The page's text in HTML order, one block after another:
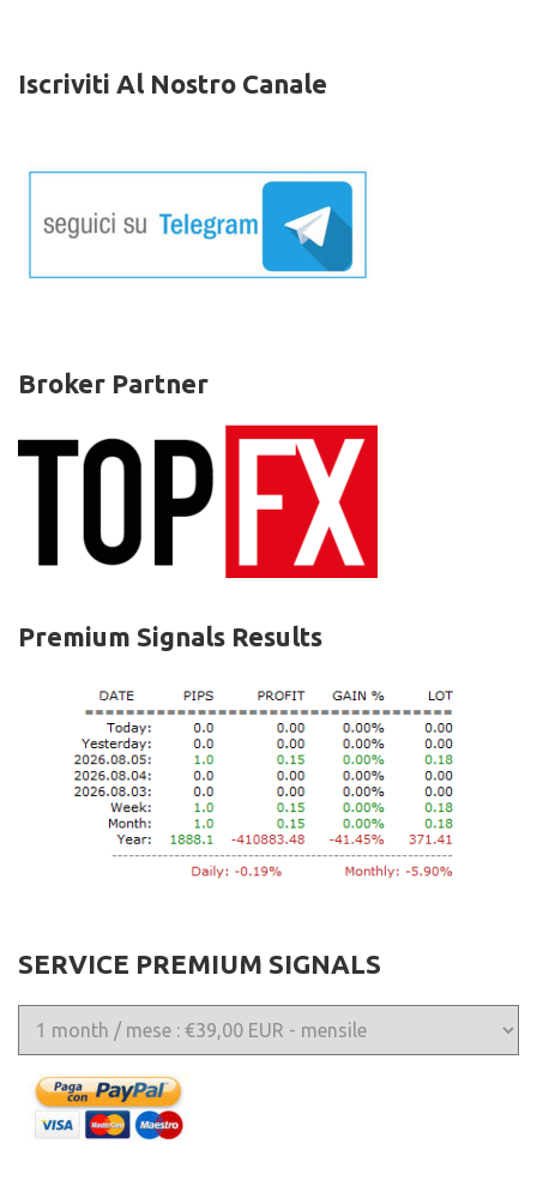
Iscriviti Al Nostro Canale
Broker Partner
Premium Signals Results
SERVICE PREMIUM SIGNALS